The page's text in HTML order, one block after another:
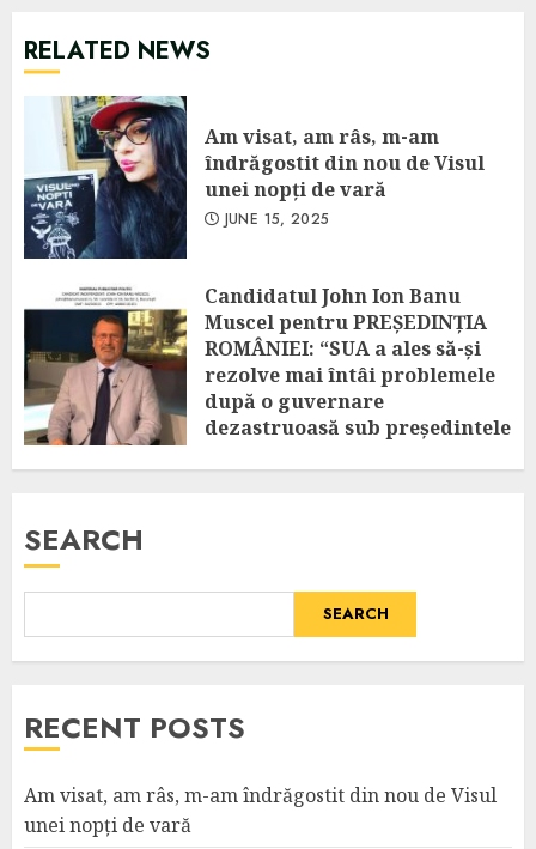
RELATED NEWS
Am visat, am râs, m-am
îndrăgostit din nou de Visul
unei nopți de vară
JUNE 15, 2025
Candidatul John Ion Banu
Muscel pentru PREȘEDINȚIA
ROMÂNIEI: “SUA a ales să-și
rezolve mai întâi problemele
după o guvernare
dezastruoasă sub președintele
SEARCH
SEARCH
RECENT POSTS
Am visat, am râs, m-am îndrăgostit din nou de Visul
unei nopți de vară